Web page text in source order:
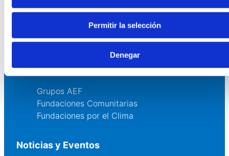
Permitir la selección
Denegar
Formación y eventos
Convocatoria de Fundaciones
Comunidad
Grupos AEF
Fundaciones Comunitarias
Fundaciones por el Clima
Noticias y Eventos